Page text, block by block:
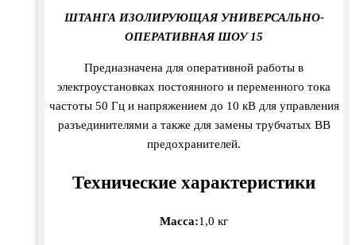
ШТАНГА ИЗОЛИРУЮЩАЯ УНИВЕРСАЛЬНО-
ОПЕРАТИВНАЯ ШОУ 15
Предназначена для оперативной работы в
электроустановках постоянного и переменного тока
частоты 50 Гц и напряжением до 10 кВ для управления
разъединителями а также для замены трубчатых ВВ
предохранителей.
Технические характеристики
Масса:1,0 кг